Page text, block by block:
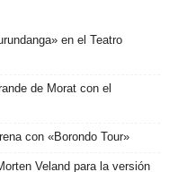
en el Teatro
de Morat con el
con «Borondo Tour»
Veland para la versión